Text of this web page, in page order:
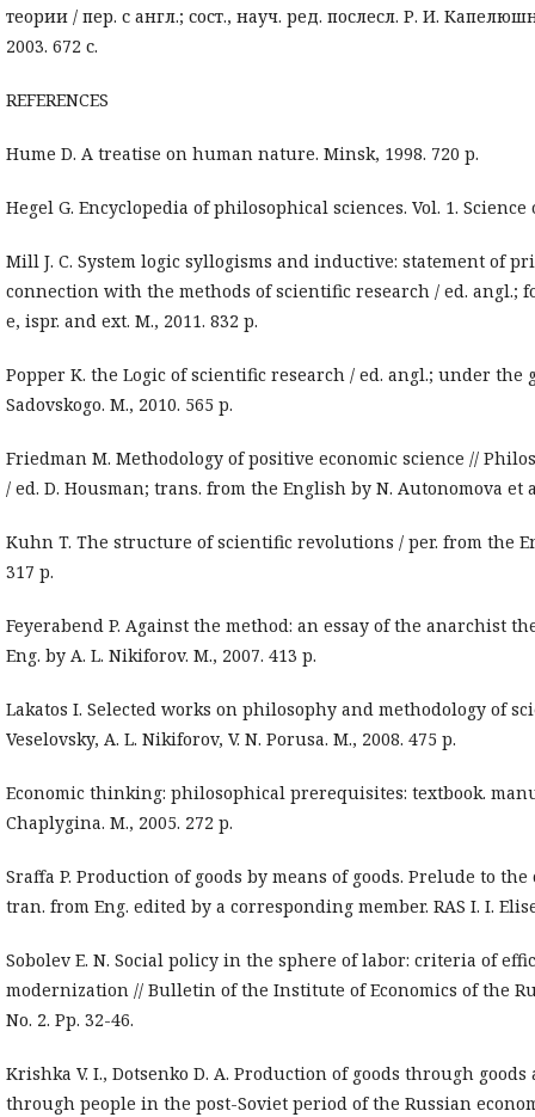
теории / пер. с англ.; сост., науч. ред. послесл. Р. И.
2003. 672 с.
REFERENCES
Hume D. A treatise on human nature. Minsk, 1998. 720 p.
Hegel G. Encyclopedia of philosophical sciences. Vol. 1. Science
Mill J. C. System logic syllogisms and inductive: statement of
connection with the methods of scientific research / ed. angl.;
e, ispr. and ext. M., 2011. 832 p.
Popper K. the Logic of scientific research / ed. angl.; under the
Sadovskogo. M., 2010. 565 p.
Friedman M. Methodology of positive economic science //
/ ed. D. Housman; trans. from the English by N. Autonomova et
Kuhn T. The structure of scientific revolutions / per. from the
317 p.
Feyerabend P. Against the method: an essay of the anarchist
Eng. by A. L. Nikiforov. M., 2007. 413 p.
Lakatos I. Selected works on philosophy and methodology of
Veselovsky, A. L. Nikiforov, V. N. Porusa. M., 2008. 475 p.
Economic thinking: philosophical prerequisites: textbook.
Chaplygina. M., 2005. 272 p.
Sraffa P. Production of goods by means of goods. Prelude to
tran. from Eng. edited by a corresponding member. RAS I. I.
Sobolev E. N. Social policy in the sphere of labor: criteria of
modernization // Bulletin of the Institute of Economics of the
No. 2. Pp. 32-46.
Krishka V. I., Dotsenko D. A. Production of goods through
through people in the post-Soviet period of the Russian